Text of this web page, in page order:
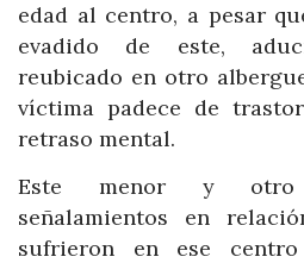
edad al centro, a pesar
evadido de este,
reubicado en otro
víctima padece de
retraso mental.
Este menor y otro
señalamientos en
sufrieron en ese